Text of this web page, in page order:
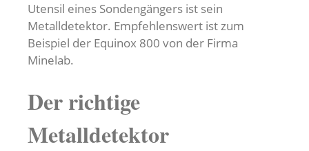
Utensil eines Sondengängers ist sein
Metalldetektor. Empfehlenswert ist zum
Beispiel der Equinox 800 von der Firma
Minelab.
Der richtige
Metalldetektor